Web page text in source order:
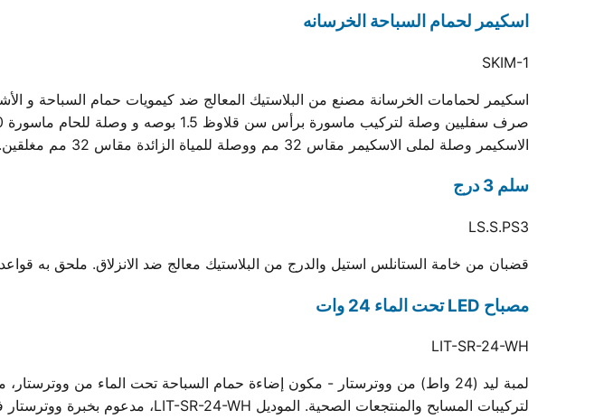
اسكيمر لحمام السباحة الخرسانه
SKIM-1
الاسكيمر وصلة لملى الاسكيمر مقاس 32 مم ووصلة للمياة الزائدة مقاس 32 مم مغلقين...
سلم 3 درج
LS.S.PS3
قضبان من خامة الستانلس استيل والدرج من البلاستيك معالج ضد الانزلاق. ملحق به
مصباح LED تحت الماء 24 وات
LIT-SR-24-WH
لتركيبات المسابح والمنتجعات الصحية. الموديل LIT-SR-24-WH، مدعوم بخبرة ووترستار في التصنيع وشهادة الجودة ISO.